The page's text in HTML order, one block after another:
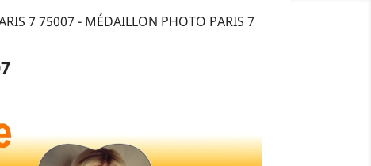
7 75007 - MÉDAILLON PHOTO PARIS 7